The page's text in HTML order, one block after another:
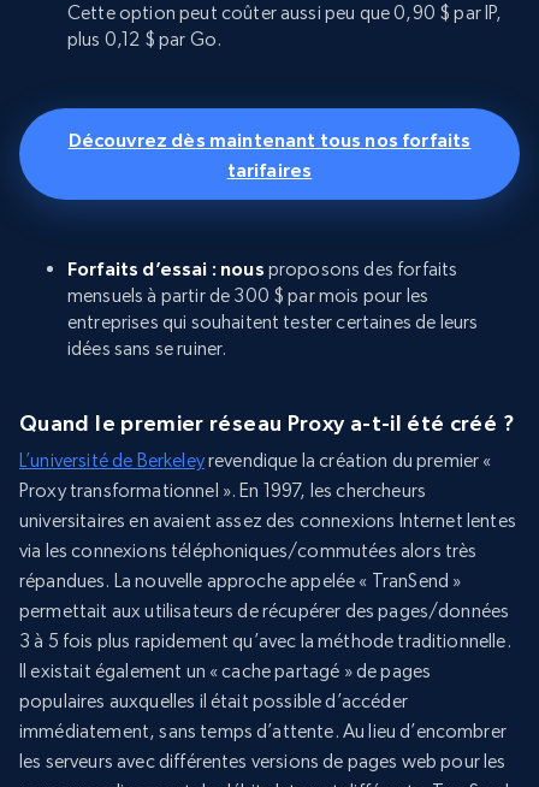
Cette option peut coûter aussi peu que 0,90 $ par IP,
plus 0,12 $ par Go.
Découvrez dès maintenant tous nos forfaits
tarifaires
Forfaits d’essai : nous proposons des forfaits
mensuels à partir de 300 $ par mois pour les
entreprises qui souhaitent tester certaines de leurs
idées sans se ruiner.
Quand le premier réseau Proxy a-t-il été créé ?
L’université de Berkeleyrevendique la création du premier «
Proxy transformationnel ». En 1997, les chercheurs
universitaires en avaient assez des connexions Internet lentes
via les connexions téléphoniques/commutées alors très
répandues. La nouvelle approche appelée « TranSend »
permettait aux utilisateurs de récupérer des pages/données
3 à 5 fois plus rapidement qu’avec la méthode traditionnelle.
Il existait également un « cache partagé » de pages
populaires auxquelles il était possible d’accéder
immédiatement, sans temps d’attente. Au lieu d’encombrer
les serveurs avec différentes versions de pages web pour les